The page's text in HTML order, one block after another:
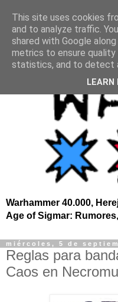
Warhammer 40.000,
Age of Sigmar:
miércoles, 5 de
Reglas para
Caos en
This site uses cookies
and to analyze traffic.
shared with Google
metrics to ensure
statistics, and to detect
LEARN